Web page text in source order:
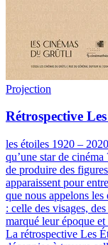
Projection
Rétrospective
les étoiles 1920 –
qu’une star de
de produire des
apparaissent pour
que nous appelons les
: celle des visages,
marqué leur époque
La rétrospective Les